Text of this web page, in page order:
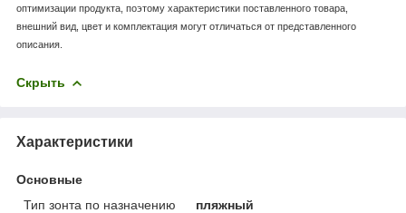
оптимизации продукта, поэтому характеристики поставленного товара,
внешний вид, цвет и комплектация могут отличаться от представленного
описания.
Скрыть
Характеристики
Основные
Тип зонта по назначению
пляжный